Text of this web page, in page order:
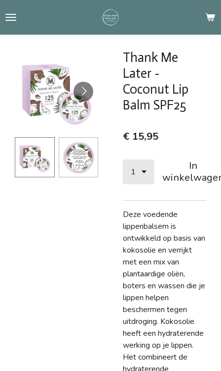
direct
naar
Thank Me
Later -
Coconut Lip
Balm SPF25
€ 15,95
In
Deze voedende
lippenbalsem is
ontwikkeld op basis van
kokosolie en verrijkt
met een mix van
plantaardige oliën,
boters en wassen die je
lippen helpen
beschermen tegen
uitdroging. Kokosolie
heeft een hydraterende
werking op je lippen.
Het combineert de